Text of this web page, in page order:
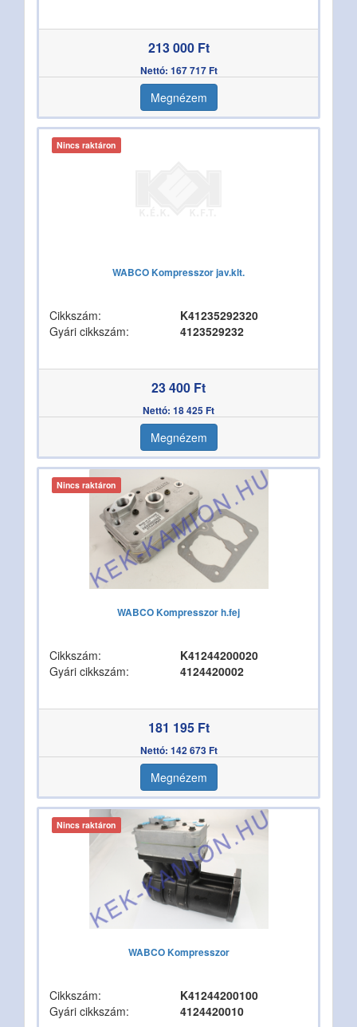
213 000 Ft
Nettó: 167 717 Ft
Megnézem
Nincs raktáron
WABCO Kompresszor jav.klt.
Cikkszám:
K41235292320
Gyári cikkszám:
4123529232
23 400 Ft
Nettó: 18 425 Ft
Megnézem
Nincs raktáron
WABCO Kompresszor h.fej
Cikkszám:
K41244200020
Gyári cikkszám:
4124420002
181 195 Ft
Nettó: 142 673 Ft
Megnézem
Nincs raktáron
WABCO Kompresszor
Cikkszám:
K41244200100
Gyári cikkszám:
4124420010